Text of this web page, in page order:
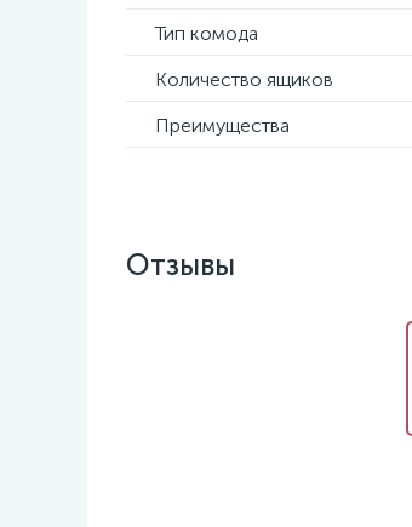
Тип комода
Количество ящиков
Преимущества
Отзывы